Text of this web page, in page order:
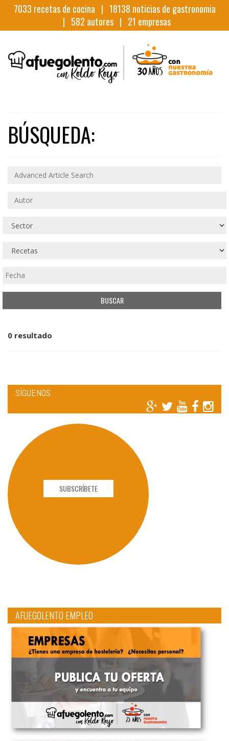
7033 recetas de cocina | 18138 noticias de gastronomia
| 582 autores | 21 empresas
BÚSQUEDA:
0 resultado
SÍGUENOS
SUBSCRÍBETE
AFUEGOLENTO EMPLEO